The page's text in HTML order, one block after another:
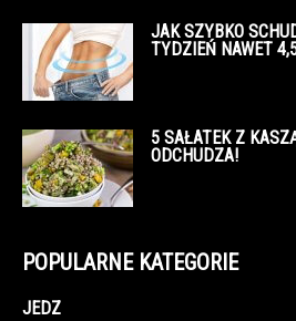
JAK SZYBKO
TYDZIEŃ NAWET
5 SAŁATEK Z
ODCHUDZA!
POPULARNE KATEGORIE
JEDZ